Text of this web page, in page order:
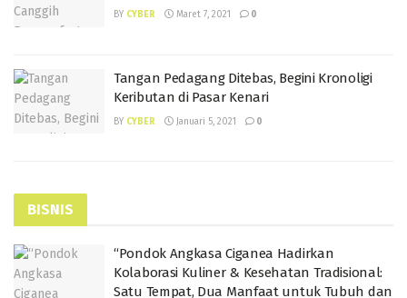
BY CYBER Maret 7, 2021 0
Tangan Pedagang Ditebas, Begini Kronoligi
Keributan di Pasar Kenari
BY CYBER Januari 5, 2021 0
BISNIS
“Pondok Angkasa Ciganea Hadirkan
Kolaborasi Kuliner & Kesehatan Tradisional:
Satu Tempat, Dua Manfaat untuk Tubuh dan